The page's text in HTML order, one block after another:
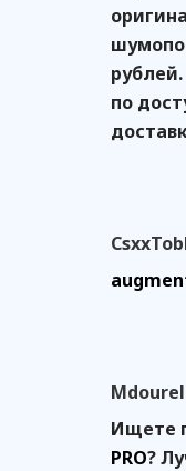
по
Ищете
PRO?